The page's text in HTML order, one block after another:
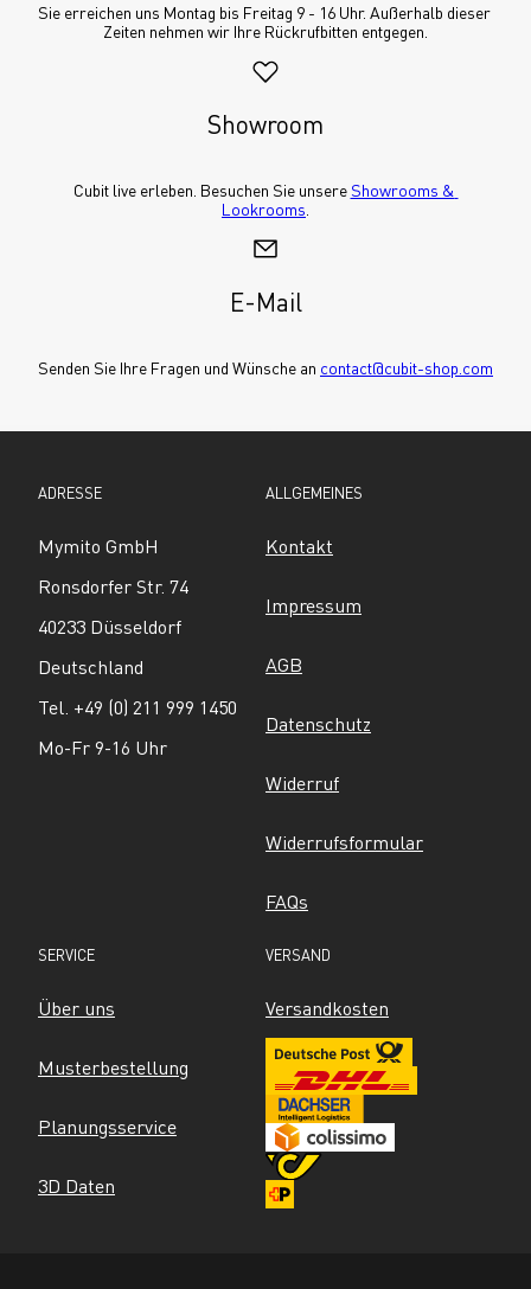
Sie erreichen uns Montag bis Freitag 9 - 16 Uhr. Außerhalb dieser
Zeiten nehmen wir Ihre Rückrufbitten entgegen.
Showroom
Cubit live erleben. Besuchen Sie unsere Showrooms &
Lookrooms
E-Mail
Senden Sie Ihre Fragen und Wünsche an contact@cubit-shop.com
ADRESSE
Mymito GmbH
Ronsdorfer Str. 74
40233 Düsseldorf
Deutschland
Tel. +49 (0) 211 999 1450
Mo-Fr 9-16 Uhr
ALLGEMEINES
Kontakt
Impressum
AGB
Datenschutz
Widerruf
Widerrufsformular
FAQs
SERVICE
Über uns
Musterbestellung
Planungsservice
3D Daten
VERSAND
Versandkosten